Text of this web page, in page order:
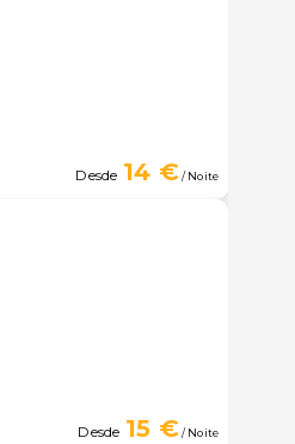
Desde 14 €/ Noite
Desde 15 €/ Noite